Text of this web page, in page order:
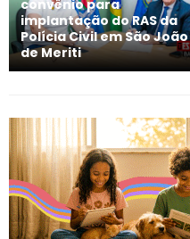
convênio para
implantação do RAS da
Polícia Civil em São João
de Meriti